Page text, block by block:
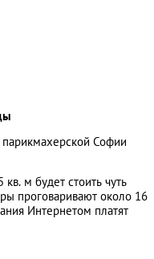
парикмахерской Софии
м будет стоить чуть
проговаривают около 16
Интернетом платят